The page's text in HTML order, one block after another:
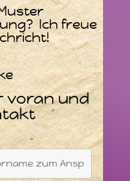
Ich freue
voran und